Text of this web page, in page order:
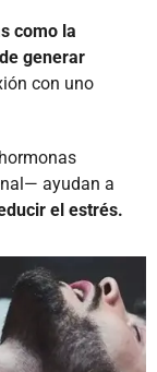
como la
generar
con uno
ayudan a
el estrés.